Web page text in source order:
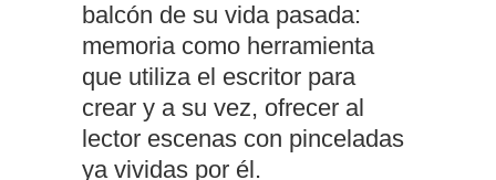
balcón de su vida pasada:
memoria como herramienta
que utiliza el escritor para
crear y a su vez, ofrecer al
lector escenas con pinceladas
ya vividas por él.